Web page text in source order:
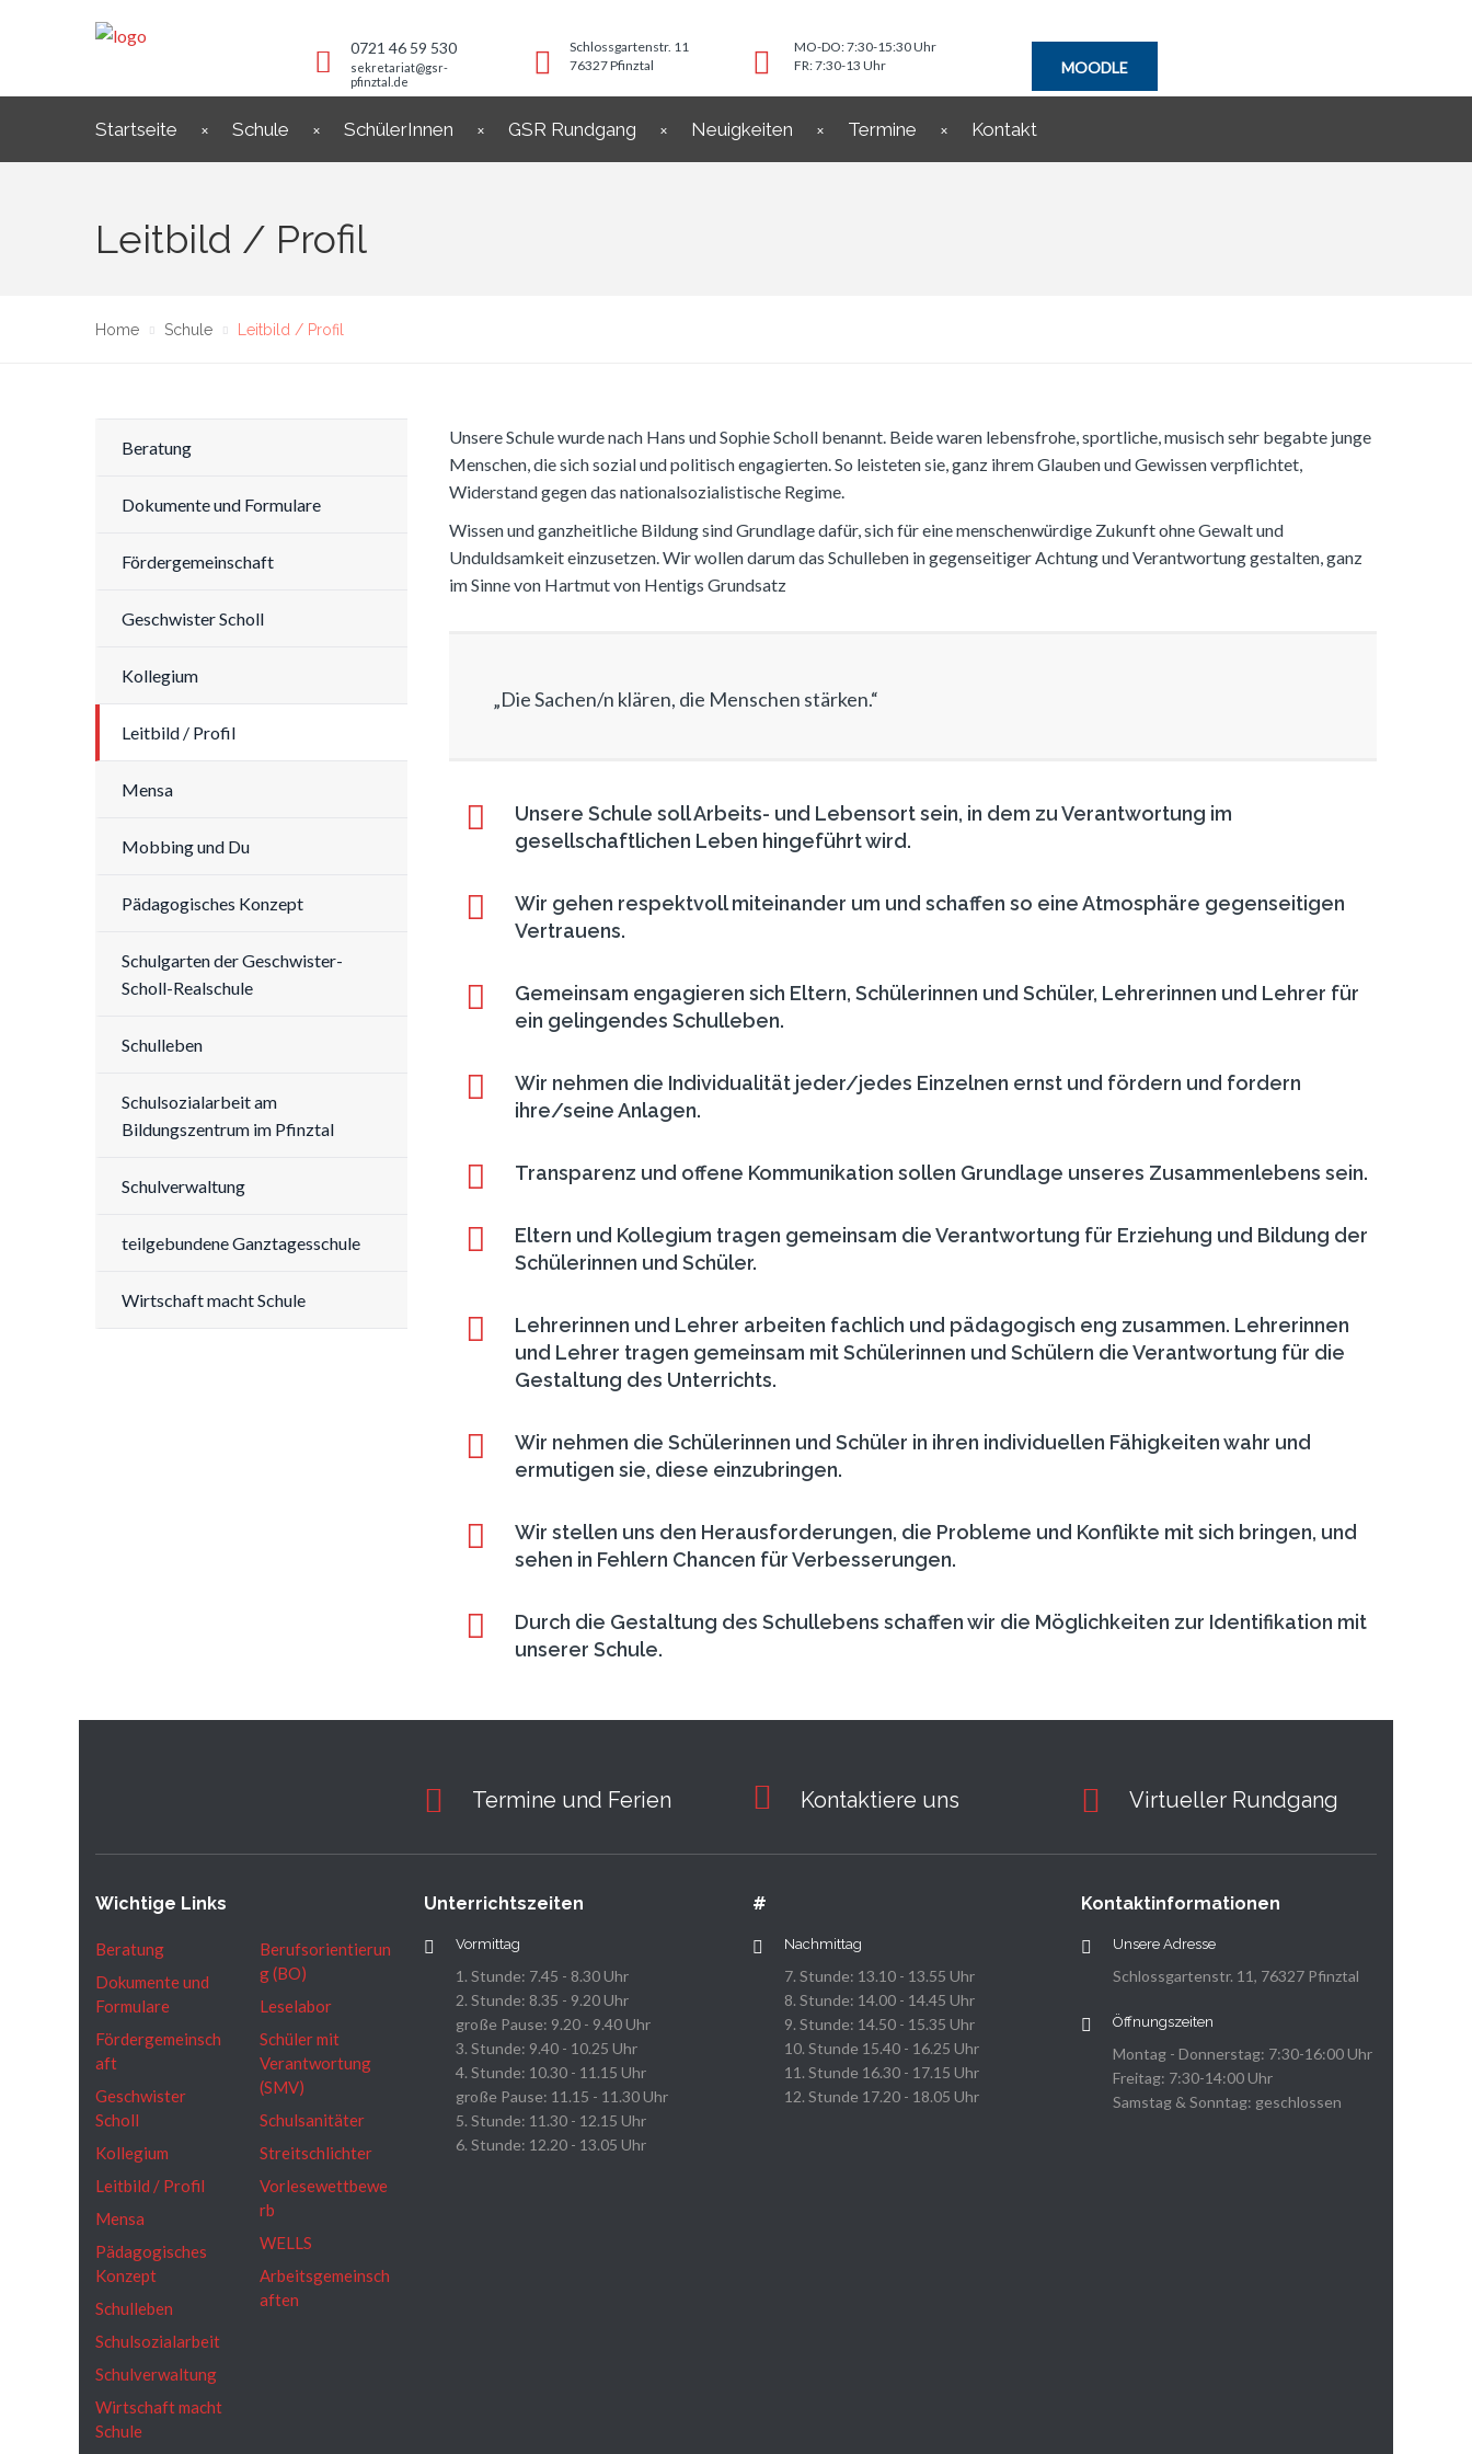
0721 46 59 530
sekretariat@gsr-
pfinztal.de
Schlossgartenstr. 11
76327 Pfinztal
MO-DO: 7:30-15:30 Uhr
FR: 7:30-13 Uhr
MOODLE
Startseite Schule SchülerInnen GSR Rundgang Neuigkeiten Termine Kontakt
Leitbild / Profil
Home Schule Leitbild / Profil
Beratung
Dokumente und Formulare
Fördergemeinschaft
Geschwister Scholl
Kollegium
Leitbild / Profil
Mensa
Mobbing und Du
Pädagogisches Konzept
Schulgarten der Geschwister-
Scholl-Realschule
Schulleben
Schulsozialarbeit am
Bildungszentrum im Pfinztal
Schulverwaltung
teilgebundene Ganztagesschule
Wirtschaft macht Schule
Unsere Schule wurde nach Hans und Sophie Scholl benannt. Beide waren lebensfrohe, sportliche, musisch sehr begabte junge
Menschen, die sich sozial und politisch engagierten. So leisteten sie, ganz ihrem Glauben und Gewissen verpflichtet,
Widerstand gegen das nationalsozialistische Regime.
Wissen und ganzheitliche Bildung sind Grundlage dafür, sich für eine menschenwürdige Zukunft ohne Gewalt und
Unduldsamkeit einzusetzen. Wir wollen darum das Schulleben in gegenseitiger Achtung und Verantwortung gestalten, ganz
im Sinne von Hartmut von Hentigs Grundsatz
„Die Sachen/n klären, die Menschen stärken.“
Unsere Schule soll Arbeits- und Lebensort sein, in dem zu Verantwortung im
gesellschaftlichen Leben hingeführt wird.
Wir gehen respektvoll miteinander um und schaffen so eine Atmosphäre gegenseitigen
Vertrauens.
Gemeinsam engagieren sich Eltern, Schülerinnen und Schüler, Lehrerinnen und Lehrer für
ein gelingendes Schulleben.
Wir nehmen die Individualität jeder/jedes Einzelnen ernst und fördern und fordern
ihre/seine Anlagen.
Transparenz und offene Kommunikation sollen Grundlage unseres Zusammenlebens sein.
Eltern und Kollegium tragen gemeinsam die Verantwortung für Erziehung und Bildung der
Schülerinnen und Schüler.
Lehrerinnen und Lehrer arbeiten fachlich und pädagogisch eng zusammen. Lehrerinnen
und Lehrer tragen gemeinsam mit Schülerinnen und Schülern die Verantwortung für die
Gestaltung des Unterrichts.
Wir nehmen die Schülerinnen und Schüler in ihren individuellen Fähigkeiten wahr und
ermutigen sie, diese einzubringen.
Wir stellen uns den Herausforderungen, die Probleme und Konflikte mit sich bringen, und
sehen in Fehlern Chancen für Verbesserungen.
Durch die Gestaltung des Schullebens schaffen wir die Möglichkeiten zur Identifikation mit
unserer Schule.
Termine und Ferien Kontaktiere uns Virtueller Rundgang
Wichtige Links
Beratung
Dokumente und
Formulare
Fördergemeinsch
aft
Geschwister
Scholl
Kollegium
Leitbild / Profil
Mensa
Pädagogisches
Konzept
Schulleben
Schulsozialarbeit
Schulverwaltung
Wirtschaft macht
Schule
Berufsorientierun
g (BO)
Leselabor
Schüler mit
Verantwortung
(SMV)
Schulsanitäter
Streitschlichter
Vorlesewettbewe
rb
WELLS
Arbeitsgemeinsch
aften
Unterrichtszeiten
Vormittag
1. Stunde: 7.45 - 8.30 Uhr
2. Stunde: 8.35 - 9.20 Uhr
große Pause: 9.20 - 9.40 Uhr
3. Stunde: 9.40 - 10.25 Uhr
4. Stunde: 10.30 - 11.15 Uhr
große Pause: 11.15 - 11.30 Uhr
5. Stunde: 11.30 - 12.15 Uhr
6. Stunde: 12.20 - 13.05 Uhr
#
Nachmittag
7. Stunde: 13.10 - 13.55 Uhr
8. Stunde: 14.00 - 14.45 Uhr
9. Stunde: 14.50 - 15.35 Uhr
10. Stunde 15.40 - 16.25 Uhr
11. Stunde 16.30 - 17.15 Uhr
12. Stunde 17.20 - 18.05 Uhr
Kontaktinformationen
Unsere Adresse
Schlossgartenstr. 11, 76327 Pfinztal
Öffnungszeiten
Montag - Donnerstag: 7:30-16:00 Uhr
Freitag: 7:30-14:00 Uhr
Samstag & Sonntag: geschlossen